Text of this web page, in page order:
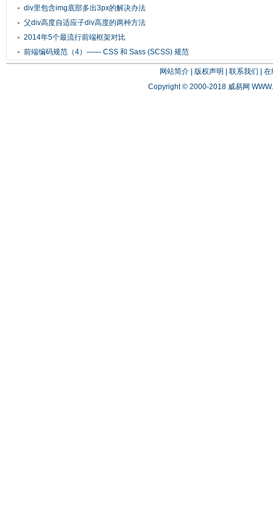
div里包含img底部多出3px的解决办法
父div高度自适应子div高度的两种方法
2014年5个最流行前端框架对比
前端编码规范（4）—— CSS 和 Sass (SCSS) 规范
网站简介| 版权声明 联系我们
在
Copyright © 2000-2018 威易网 WWW.